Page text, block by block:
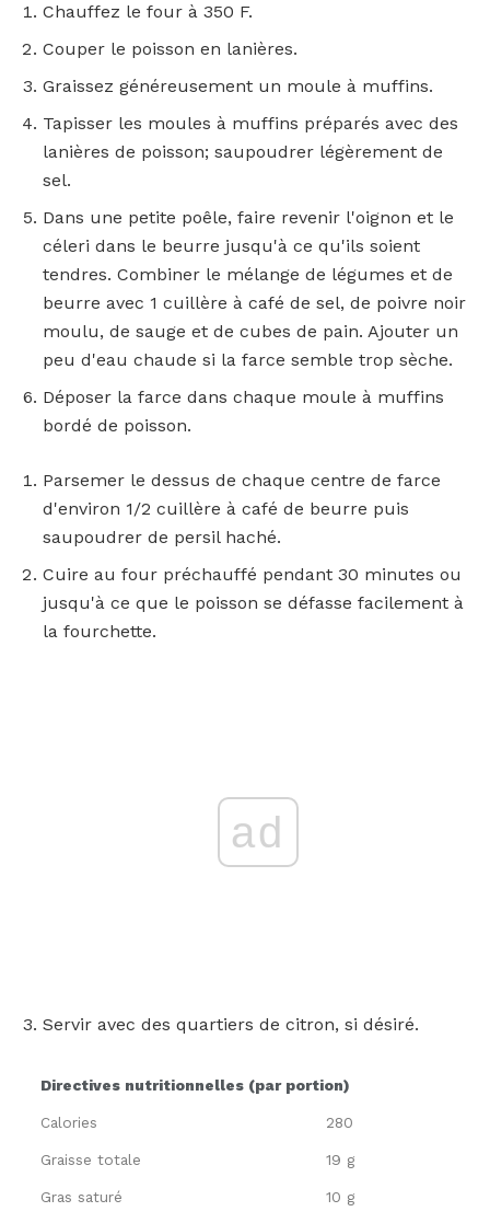
Chauffez le four à 350 F.
Couper le poisson en lanières.
Graissez généreusement un moule à muffins.
Tapisser les moules à muffins préparés avec des
lanières de poisson; saupoudrer légèrement de
sel.
Dans une petite poêle, faire revenir l'oignon et le
céleri dans le beurre jusqu'à ce qu'ils soient
tendres. Combiner le mélange de légumes et de
beurre avec 1 cuillère à café de sel, de poivre noir
moulu, de sauge et de cubes de pain. Ajouter un
peu d'eau chaude si la farce semble trop sèche.
Déposer la farce dans chaque moule à muffins
bordé de poisson.
Parsemer le dessus de chaque centre de farce
d'environ 1/2 cuillère à café de beurre puis
saupoudrer de persil haché.
Cuire au four préchauffé pendant 30 minutes ou
jusqu'à ce que le poisson se défasse facilement à
la fourchette.
ad
Servir avec des quartiers de citron, si désiré.
Directives nutritionnelles (par portion)
Calories 280
Graisse totale 19 g
Gras saturé 10 g